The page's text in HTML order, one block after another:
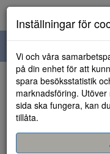
navigation
HEM
Inställningar för
Vi och våra
på din enhet för att
spara besöksstatistik
marknadsföring.
sida ska fungera, kan
tillåta.